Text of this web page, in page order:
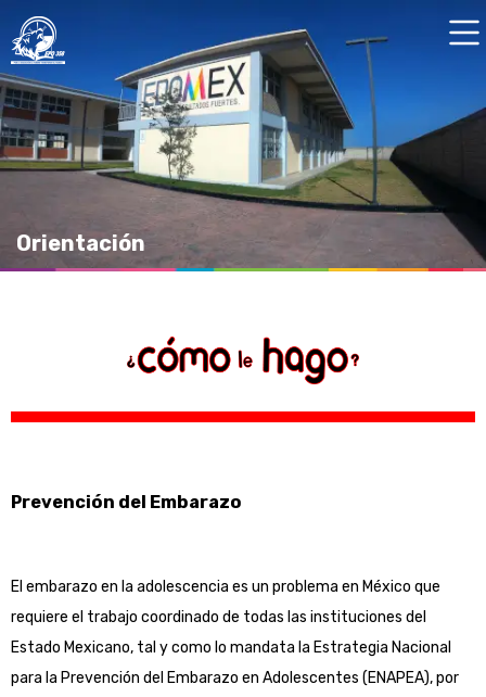
Orientación
Prevención del Embarazo
El embarazo en la adolescencia es un problema en México que
requiere el trabajo coordinado de todas las instituciones del
Estado Mexicano, tal y como lo mandata la Estrategia Nacional
para la Prevención del Embarazo en Adolescentes (ENAPEA), por